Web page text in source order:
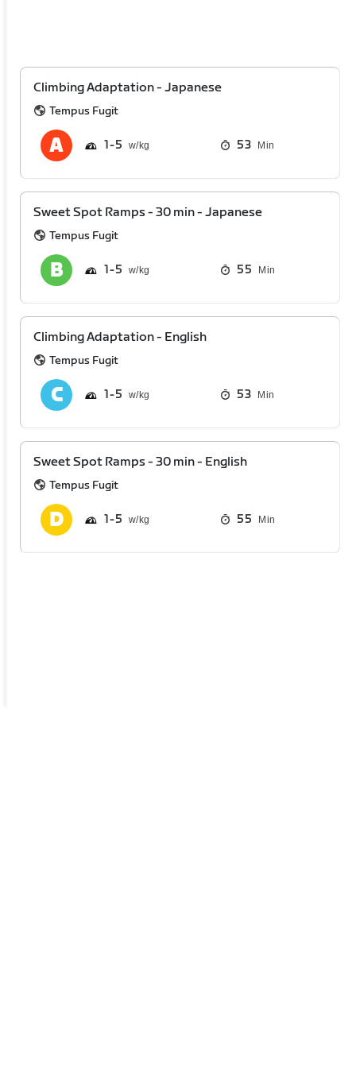
Climbing Adaptation - Japanese
Tempus Fugit
1 5 53 Min
Sweet Spot Ramps - 30 min - Japanese
Tempus Fugit
1 5 55 Min
Climbing Adaptation - English
Tempus Fugit
1 5 53 Min
Sweet Spot Ramps - 30 min - English
Tempus Fugit
1 5 55 Min